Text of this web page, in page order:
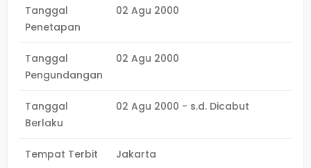
Tanggal
Penetapan
02 Agu 2000
Tanggal
Pengundangan
02 Agu 2000
Tanggal
Berlaku
02 Agu 2000 - s.d. Dicabut
Tempat Terbit Jakarta